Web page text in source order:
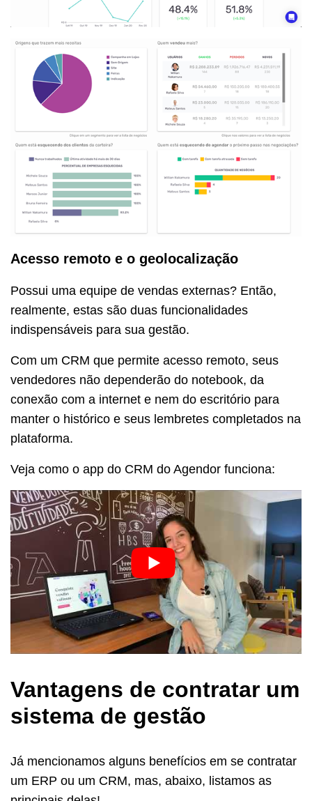
Acesso remoto e o geolocalização
Possui uma equipe de vendas externas? Então,
realmente, estas são duas funcionalidades
indispensáveis para sua gestão.
Com um CRM que permite acesso remoto, seus
vendedores não dependerão do notebook, da
conexão com a internet e nem do escritório para
manter o histórico e seus lembretes completados na
plataforma.
Veja como o app do CRM do Agendor funciona:
Vantagens de contratar um
sistema de gestão
Já mencionamos alguns benefícios em se contratar
um ERP ou um CRM, mas, abaixo, listamos as